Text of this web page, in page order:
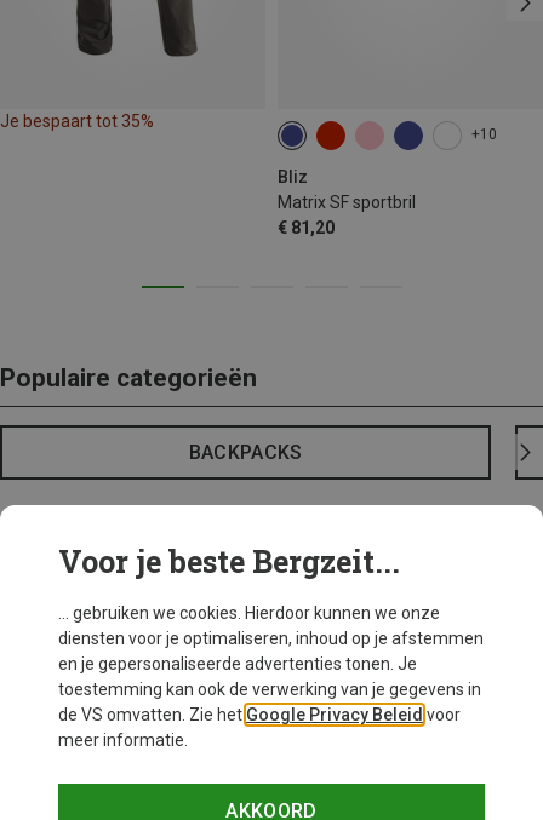
Je bespaart tot 35%
+10
Bliz
Matrix SF sportbril
€ 81,20
Populaire categorieën
BACKPACKS
Voor je beste Bergzeit...
... gebruiken we cookies. Hierdoor kunnen we onze
diensten voor je optimaliseren, inhoud op je afstemmen
en je gepersonaliseerde advertenties tonen. Je
toestemming kan ook de verwerking van je gegevens in
de VS omvatten. Zie het Google Privacy Beleid voor
meer informatie.
AKKOORD